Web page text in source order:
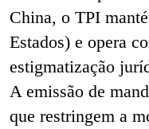
China, o TPI
Estados) e opera
estigmatização
A emissão de
que restringem a